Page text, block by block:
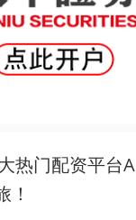
热门配资平台A